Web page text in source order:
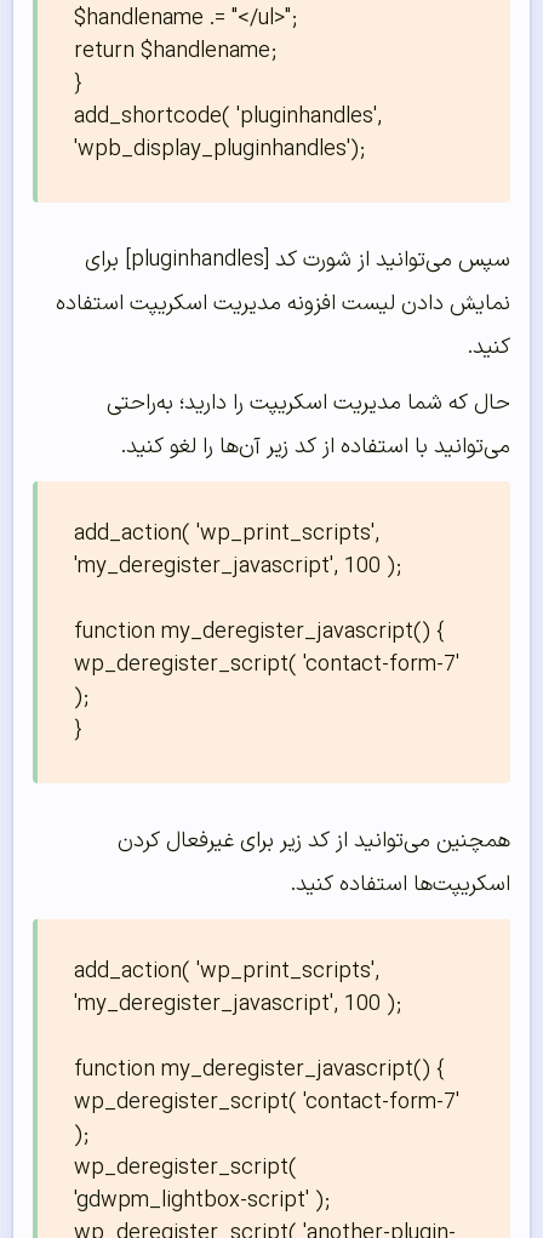
$handlename .= "</ul>";
return $handlename;
}
add_shortcode( 'pluginhandles',
'wpb_display_pluginhandles');
سپس می‌توانید از شورت کد [pluginhandles] برای
نمایش دادن لیست افزونه مدیریت اسکریپت استفاده
کنید.
حال که شما مدیریت اسکریپت را دارید؛ به‌راحتی
می‌توانید با استفاده از کد زیر آن‌‌ها را لغو کنید.
add_action( 'wp_print_scripts',
'my_deregister_javascript', 100 );
function my_deregister_javascript() {
wp_deregister_script( 'contact-form-7'
);
}
همچنین می‌توانید از کد زیر برای غیرفعال کردن
اسکریپت‌ها استفاده کنید.
add_action( 'wp_print_scripts',
'my_deregister_javascript', 100 );
function my_deregister_javascript() {
wp_deregister_script( 'contact-form-7'
);
wp_deregister_script(
'gdwpm_lightbox-script' );